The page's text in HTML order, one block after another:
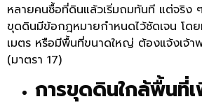
หลายคนซื้อที่ดินแล้วเริ่มถมทันที แต่จริง
ขุดดินมีข้อกฎหมายกำหนดไว้ชัดเจน โด
เมตร หรือมีพื้นที่ขนาดใหญ่ ต้องแจ้งเจ้
(มาตรา 17)
การขุดดินใกล้พื้นที่